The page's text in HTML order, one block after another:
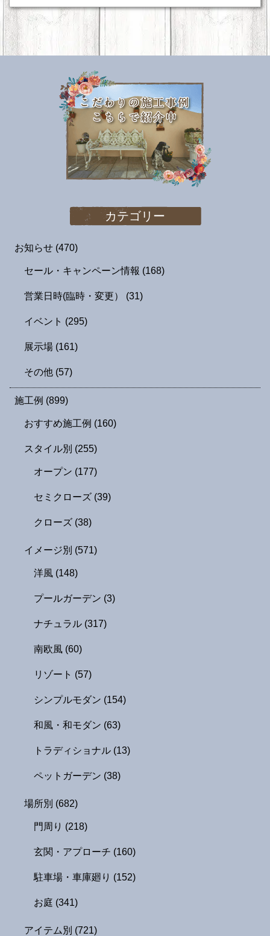
カテゴリー
お知らせ (470)
セール・キャンペーン情報 (168)
営業日時(臨時・変更） (31)
イベント (295)
展示場 (161)
その他 (57)
施工例 (899)
おすすめ施工例 (160)
スタイル別 (255)
オープン (177)
セミクローズ (39)
クローズ (38)
イメージ別 (571)
洋風 (148)
プールガーデン (3)
ナチュラル (317)
南欧風 (60)
リゾート (57)
シンプルモダン (154)
和風・和モダン (63)
トラディショナル (13)
ペットガーデン (38)
場所別 (682)
門周り (218)
玄関・アプローチ (160)
駐車場・車庫廻り (152)
お庭 (341)
アイテム別 (721)